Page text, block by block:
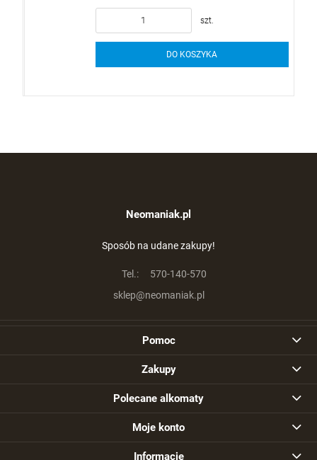
szt.
DO KOSZYKA
Neomaniak.pl
Sposób na udane zakupy!
Tel.:
570-140-570
sklep@neomaniak.pl
Pomoc
Zakupy
Polecane alkomaty
Moje konto
Informacje